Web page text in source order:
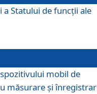
Statului de funcţii ale
mobil de
măsurare și